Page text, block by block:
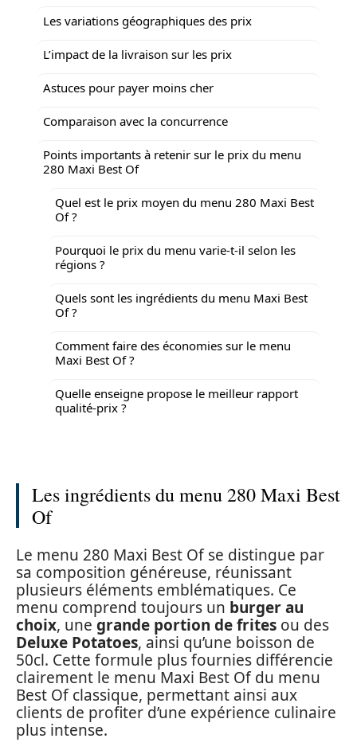
Les variations géographiques des prix
L’impact de la livraison sur les prix
Astuces pour payer moins cher
Comparaison avec la concurrence
Points importants à retenir sur le prix du menu
280 Maxi Best Of
Quel est le prix moyen du menu 280 Maxi Best
Of ?
Pourquoi le prix du menu varie-t-il selon les
régions ?
Quels sont les ingrédients du menu Maxi Best
Of ?
Comment faire des économies sur le menu
Maxi Best Of ?
Quelle enseigne propose le meilleur rapport
qualité-prix ?
Les ingrédients du menu 280 Maxi Best
Of
Le menu 280 Maxi Best Of se distingue par
sa composition généreuse, réunissant
plusieurs éléments emblématiques. Ce
menu comprend toujours un burger au
choix, une grande portion de frites ou des
Deluxe Potatoes, ainsi qu’une boisson de
50cl. Cette formule plus fournies différencie
clairement le menu Maxi Best Of du menu
Best Of classique, permettant ainsi aux
clients de profiter d’une expérience culinaire
plus intense.